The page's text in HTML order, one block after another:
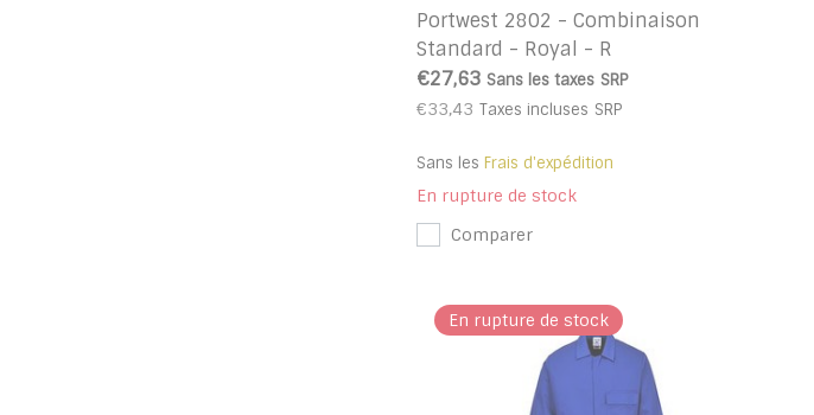
Portwest 2802 - Combinaison
Standard - Royal - R
€27,63 Sans les taxes SRP
€33,43 Taxes incluses SRP
Sans les Frais d'expédition
En rupture de stock
Comparer
En rupture de stock